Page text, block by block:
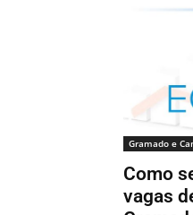
Gramado e
Como
vagas